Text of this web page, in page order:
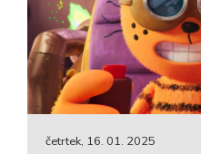
četrtek, 16. 01. 2025